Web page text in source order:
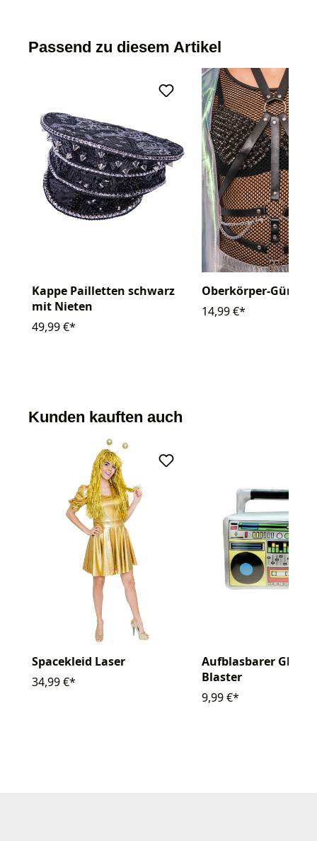
Passend zu diesem Artikel
Kappe Pailletten schwarz
mit Nieten
49,99 €*
Oberkörper-Gürtel
14,99 €*
Kunden kauften auch
Spacekleid Laser
34,99 €*
Aufblasbarer
Blaster
9,99 €*